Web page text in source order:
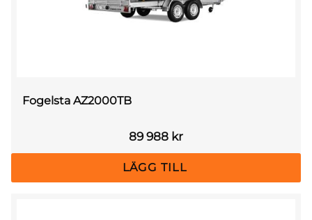
Fogelsta AZ2000TB
89 988 kr